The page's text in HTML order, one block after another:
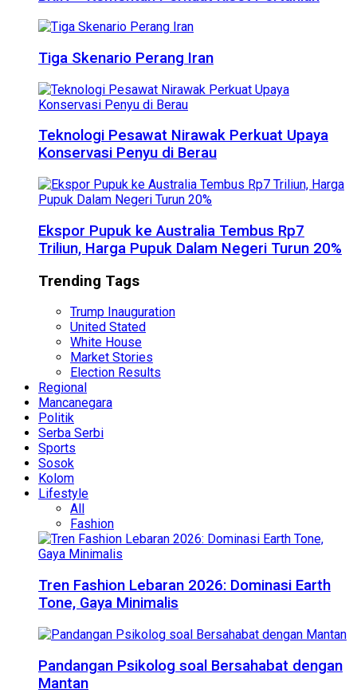
Tiga Skenario Perang Iran
Teknologi Pesawat Nirawak Perkuat Upaya
Konservasi Penyu di Berau
Ekspor Pupuk ke Australia Tembus Rp7
Triliun, Harga Pupuk Dalam Negeri Turun 20%
Trending Tags
Trump Inauguration
United Stated
White House
Market Stories
Election Results
Regional
Mancanegara
Politik
Serba Serbi
Sports
Sosok
Kolom
Lifestyle
All
Fashion
Tren Fashion Lebaran 2026: Dominasi Earth
Tone, Gaya Minimalis
Pandangan Psikolog soal Bersahabat dengan
Mantan